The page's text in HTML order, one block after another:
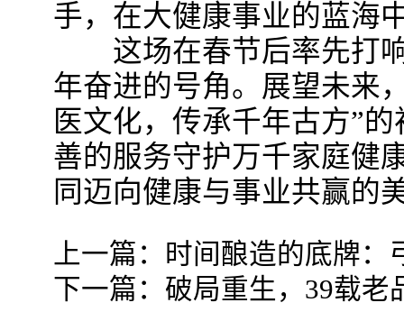
手，在大健康事业的蓝海
这场在春节后率先打响
年奋进的号角。展望未来
医文化，传承千年古方”
善的服务守护万千家庭健
同迈向健康与事业共赢的
上一篇：
时间酿造的底牌：
下一篇： 破局重生，39载老